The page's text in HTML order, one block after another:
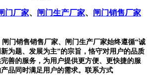
门厂家、 闸门生产厂家、 闸门销售厂家
门销售销售厂家、闸门生产厂家始终遵循“诚
为题、发展为主”的宗旨，恪守对用户的品质
善的服务，为用户提供更方便、更快捷的服
品同时满足用户的需求。联系方式